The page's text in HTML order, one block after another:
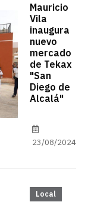
Mauricio
Vila
inaugura
nuevo
mercado
de Tekax
"San
Diego de
Alcalá"
23/08/2024
Local